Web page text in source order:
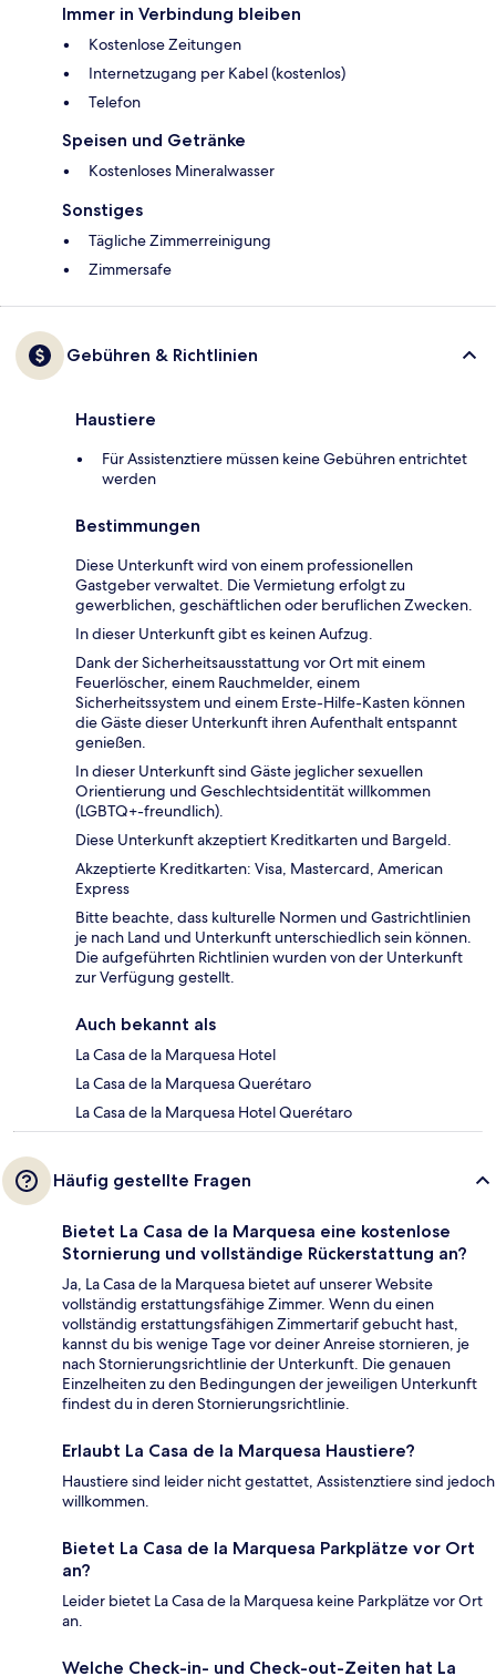
Immer in Verbindung bleiben
Kostenlose Zeitungen
Internetzugang per Kabel (kostenlos)
Telefon
Speisen und Getränke
Kostenloses Mineralwasser
Sonstiges
Tägliche Zimmerreinigung
Zimmersafe
Gebühren & Richtlinien
Haustiere
Für Assistenztiere müssen keine Gebühren entrichtet
werden
Bestimmungen
Diese Unterkunft wird von einem professionellen
Gastgeber verwaltet. Die Vermietung erfolgt zu
gewerblichen, geschäftlichen oder beruflichen Zwecken.
In dieser Unterkunft gibt es keinen Aufzug.
Dank der Sicherheitsausstattung vor Ort mit einem
Feuerlöscher, einem Rauchmelder, einem
Sicherheitssystem und einem Erste-Hilfe-Kasten können
die Gäste dieser Unterkunft ihren Aufenthalt entspannt
genießen.
In dieser Unterkunft sind Gäste jeglicher sexuellen
Orientierung und Geschlechtsidentität willkommen
(LGBTQ+-freundlich).
Diese Unterkunft akzeptiert Kreditkarten und Bargeld.
Akzeptierte Kreditkarten: Visa, Mastercard, American
Express
Bitte beachte, dass kulturelle Normen und Gastrichtlinien
je nach Land und Unterkunft unterschiedlich sein können.
Die aufgeführten Richtlinien wurden von der Unterkunft
zur Verfügung gestellt.
Auch bekannt als
La Casa de la Marquesa Hotel
La Casa de la Marquesa Querétaro
La Casa de la Marquesa Hotel Querétaro
Häufig gestellte Fragen
Bietet La Casa de la Marquesa eine kostenlose
Stornierung und vollständige Rückerstattung an?
Ja, La Casa de la Marquesa bietet auf unserer Website
vollständig erstattungsfähige Zimmer. Wenn du einen
vollständig erstattungsfähigen Zimmertarif gebucht hast,
kannst du bis wenige Tage vor deiner Anreise stornieren, je
nach Stornierungsrichtlinie der Unterkunft. Die genauen
Einzelheiten zu den Bedingungen der jeweiligen Unterkunft
findest du in deren Stornierungsrichtlinie.
Erlaubt La Casa de la Marquesa Haustiere?
Haustiere sind leider nicht gestattet, Assistenztiere sind jedoch
willkommen.
Bietet La Casa de la Marquesa Parkplätze vor Ort
an?
Leider bietet La Casa de la Marquesa keine Parkplätze vor Ort
an.
Welche Check-in- und Check-out-Zeiten hat La